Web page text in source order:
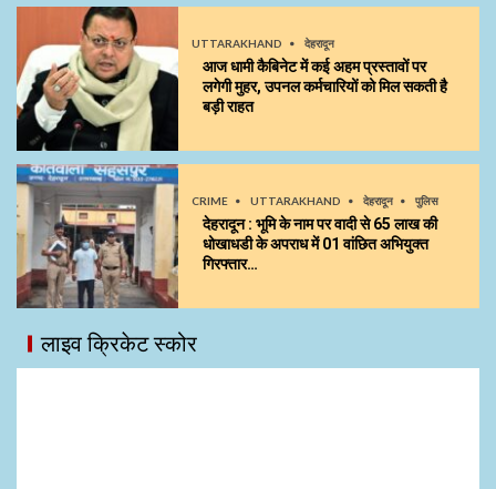
UTTARAKHAND देहरादून
आज धामी कैबिनेट में कई अहम प्रस्तावों पर
लगेगी मुहर, उपनल कर्मचारियों को मिल सकती है
बड़ी राहत
CRIME UTTARAKHAND देहरादून पुलिस
देहरादून : भूमि के नाम पर वादी से 65 लाख की
धोखाधडी के अपराध में 01 वांछित अभियुक्त
गिरफ्तार…
लाइव क्रिकेट स्कोर